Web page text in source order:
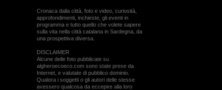
Cronaca dalla città, foto e video, curiosità,
approfondimenti, inchieste, gli eventi in
programma e tutto quello che volete sapere
sulla vita nella città catalana in Sardegna, da
una prospettiva diversa.
DISCLAIMER
Alcune delle foto pubblicate su
algheroecoeco.com sono state prese da
Internet, e valutate di pubblico dominio.
Qualora i soggetti o gli autori delle stesse
avessero qualcosa da eccepire alla loro